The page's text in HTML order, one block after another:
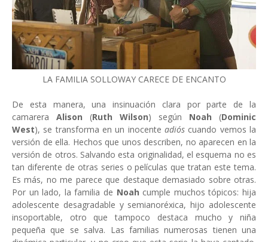
LA FAMILIA SOLLOWAY CARECE DE ENCANTO
De esta manera, una insinuación clara por parte de la
camarera Alison (Ruth Wilson) según Noah (Dominic
West), se transforma en un inocente adiós cuando vemos la
versión de ella. Hechos que unos describen, no aparecen en la
versión de otros. Salvando esta originalidad, el esquema no es
tan diferente de otras series o películas que tratan este tema.
Es más, no me parece que destaque demasiado sobre otras.
Por un lado, la familia de Noah cumple muchos tópicos: hija
adolescente desagradable y semianoréxica, hijo adolescente
insoportable, otro que tampoco destaca mucho y niña
pequeña que se salva. Las familias numerosas tienen una